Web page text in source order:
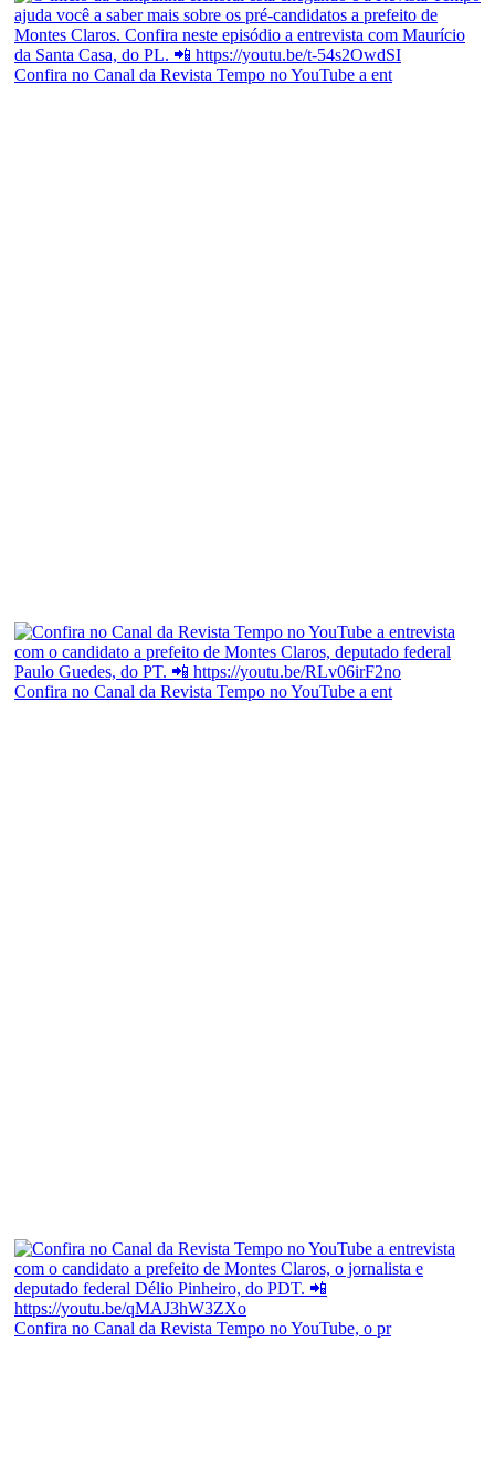
Confira no Canal da Revista Tempo no YouTube a ent
Confira no Canal da Revista Tempo no YouTube a ent
Confira no Canal da Revista Tempo no YouTube, o pr